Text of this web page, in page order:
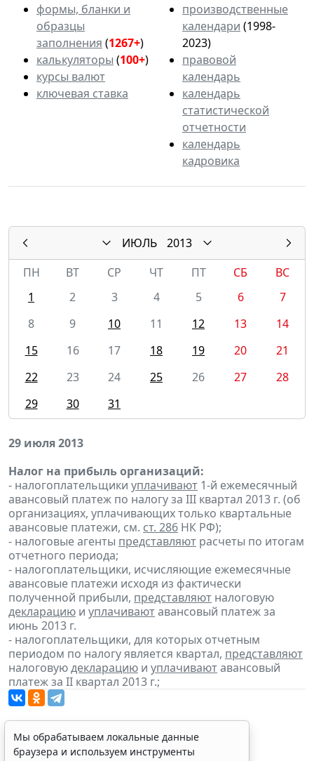
формы, бланки и
образцы
заполнения (1267+)
калькуляторы (100+)
курсы валют
ключевая ставка
производственные
календари (1998-
2023)
правовой
календарь
календарь
статистической
отчетности
календарь
кадровика
ИЮЛЬ
2013
ПН
ВТ СР ЧТ ПТ СБ
ВС
1
2 3 4 5 6
7
8
9 10 11 12 13
14
15
16 17 18 19 20
21
22
23 24 25 26 27
28
29
30 31
29 июля 2013
Налог на прибыль организаций:
- налогоплательщики уплачивают 1-й ежемесячный
авансовый платеж по налогу за III квартал 2013 г. (об
организациях, уплачивающих только квартальные
авансовые платежи, см. ст. 286 НК РФ);
- налоговые агенты представляют расчеты по итогам
отчетного периода;
- налогоплательщики, исчисляющие ежемесячные
авансовые платежи исходя из фактически
полученной прибыли, представляют налоговую
декларацию и уплачиваютавансовый платеж за
июнь 2013 г.
- налогоплательщики, для которых отчетным
периодом по налогу является квартал, представляют
налоговуюдекларацию и уплачиваютавансовый
платеж за II квартал 2013 г.;
Мы обрабатываем локальные данные
браузера и используем инструменты